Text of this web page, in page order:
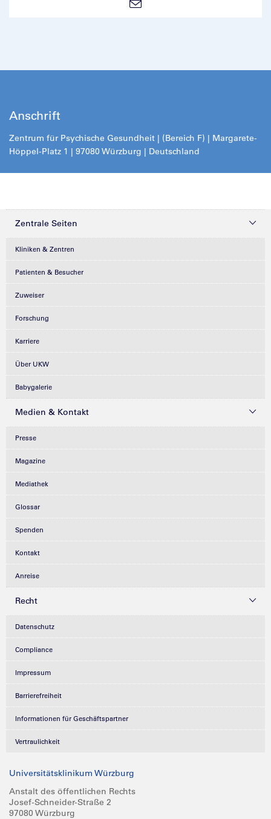
Anschrift
Zentrum für Psychische Gesundheit | (Bereich F) | Margarete-
Höppel-Platz 1 | 97080 Würzburg | Deutschland
Zentrale Seiten
Kliniken & Zentren
Patienten & Besucher
Zuweiser
Forschung
Karriere
Über UKW
Babygalerie
Medien & Kontakt
Presse
Magazine
Mediathek
Glossar
Spenden
Kontakt
Anreise
Recht
Datenschutz
Compliance
Impressum
Barrierefreiheit
Informationen für Geschäftspartner
Vertraulichkeit
Universitätsklinikum Würzburg
Anstalt des öffentlichen Rechts
Josef-Schneider-Straße 2
97080 Würzburg